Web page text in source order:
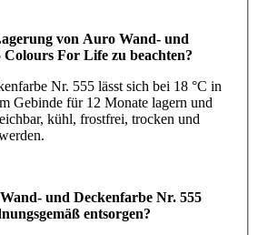
von Auro Wand- und
For Life zu beachten?
Nr. 555 lässt sich bei 18 °C in
Gebinde für 12 Monate lagern und
kühl, frostfrei, trocken und
und Deckenfarbe Nr. 555
entsorgen?